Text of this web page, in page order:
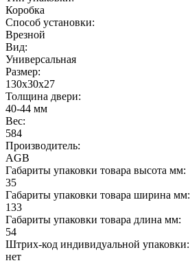
Коробка
Способ установки:
Врезной
Вид:
Универсальная
Размер:
130x30x27
Толщина двери:
40-44 мм
Вес:
584
Производитель:
AGB
Габариты упаковки товара высота мм:
35
Габариты упаковки товара ширина мм:
133
Габариты упаковки товара длина мм:
54
Штрих-код индивидуальной упаковки:
нет